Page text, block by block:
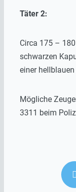
Täter 2:
Circa 175 –
schwarzen
einer
Mögliche
3311 beim